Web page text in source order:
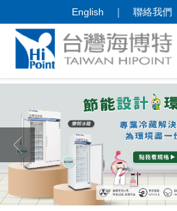
English ｜ 聯絡我們